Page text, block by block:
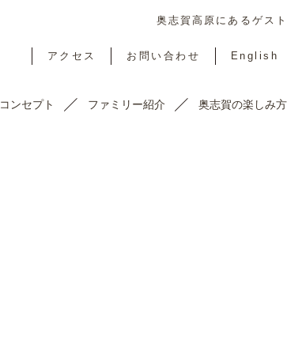
奥志賀高原にあるゲス
アクセス お問い合わせ English
コンセプト ファミリー紹介 奥志賀の楽しみ方